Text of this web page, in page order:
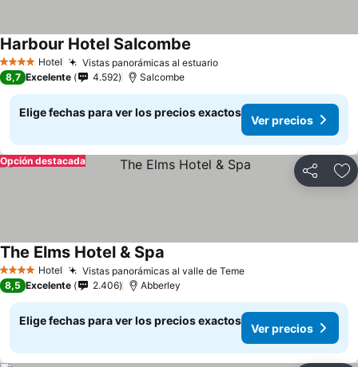
4 EstrellasHotel Vistas panorámicas al estuario
Harbour Hotel Salcombe
8,7 Excelente 4.592 Salcombe
Elige fechas para ver los precios exactos
Ver precios
Compartir
Opción destacada
4 EstrellasHotel Vistas panorámicas al valle de Teme
The Elms Hotel & Spa
8,5 Excelente 2.406 Abberley
Elige fechas para ver los precios exactos
Ver precios